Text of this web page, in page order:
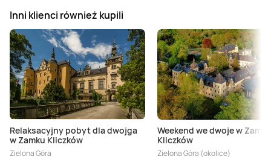
Inni klienci również kupili
Relaksacyjny pobyt dla dwojga
w Zamku Kliczków
Zielona Góra
Weekend we dwoje w Zamku
Kliczków
Zielona Góra (okolice)